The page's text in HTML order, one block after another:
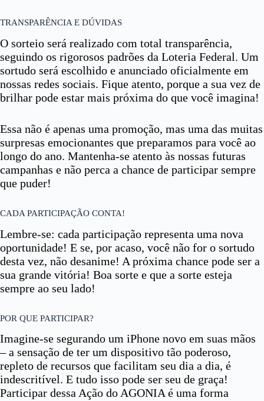
TRANSPARÊNCIA E DÚVIDAS
O sorteio será realizado com total transparência,
seguindo os rigorosos padrões da Loteria Federal. Um
sortudo será escolhido e anunciado oficialmente em
nossas redes sociais. Fique atento, porque a sua vez de
brilhar pode estar mais próxima do que você imagina!
Essa não é apenas uma promoção, mas uma das muitas
surpresas emocionantes que preparamos para você ao
longo do ano. Mantenha-se atento às nossas futuras
campanhas e não perca a chance de participar sempre
que puder!
CADA PARTICIPAÇÃO CONTA!
Lembre-se: cada participação representa uma nova
oportunidade! E se, por acaso, você não for o sortudo
desta vez, não desanime! A próxima chance pode ser a
sua grande vitória! Boa sorte e que a sorte esteja
sempre ao seu lado!
POR QUE PARTICIPAR?
Imagine-se segurando um iPhone novo em suas mãos
– a sensação de ter um dispositivo tão poderoso,
repleto de recursos que facilitam seu dia a dia, é
indescritível. E tudo isso pode ser seu de graça!
Participar dessa Ação do AGONIA é uma forma